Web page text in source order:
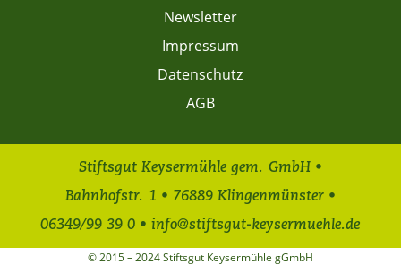
Newsletter
Impressum
Datenschutz
AGB
Stiftsgut Keysermühle gem. GmbH •
Bahnhofstr. 1 • 76889 Klingenmünster •
06349/99 39 0 • info@stiftsgut-keysermuehle.de
© 2015 – 2024 Stiftsgut Keysermühle gGmbH